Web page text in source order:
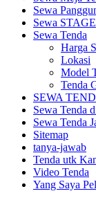
Sewa
Sewa STAGE
Sewa Tenda
Harga
Lokasi
Model
Tenda
SEWA
Sewa Tenda
Sewa Tenda
Sitemap
tanya-jawab
Tenda utk
Video Tenda
Yang Saya